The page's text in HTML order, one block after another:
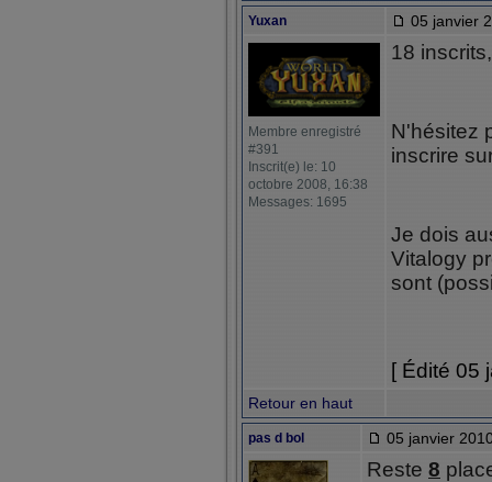
Yuxan 05 janvier
Membre enregistré
#391
Inscrit(e) le: 10
octobre 2008, 16:38
Messages: 1695
18
N'hésitez
inscrire
Je dois
Vitalogy
sont
[ Édité 05
Retour en haut
pas d bol 05 janvier
Reste 8